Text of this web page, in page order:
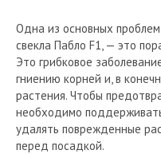
Одна из основных
свекла Пабло F1, — это
Это грибковое
гниению корней и, в
растения. Чтобы
необходимо
удалять поврежденные
перед посадкой.